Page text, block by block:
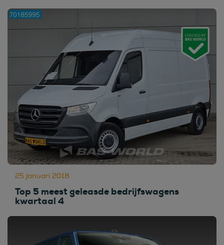
25 januari 2018
Top 5 meest geleasde bedrijfswagens
kwartaal 4